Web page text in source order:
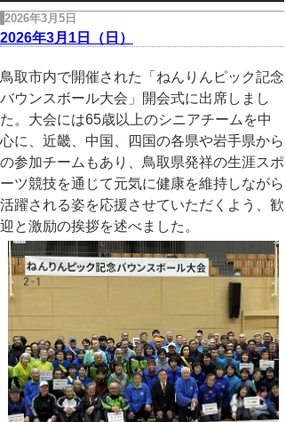
2026年3月5日
2026年3月1日（日）
鳥取市内で開催された「ねんりんピック記念
バウンスボール大会」開会式に出席しまし
た。大会には65歳以上のシニアチームを中
心に、近畿、中国、四国の各県や岩手県から
の参加チームもあり、鳥取県発祥の生涯スポ
ーツ競技を通じて元気に健康を維持しながら
活躍される姿を応援させていただくよう、歓
迎と激励の挨拶を述べました。